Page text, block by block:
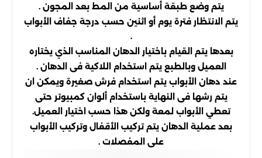
يتم وضع طبقة أساسية من المط بعد المجون .
يتم الانتظار فترة يوم أو اثنين حسب درجة جفاف الأبواب
.
بعدها يتم القيام باختيار الدهان المناسب الذي يختاره
العميل وبالطبع يتم استخدام اللاكية فى الدهان .
عند دهان الأبواب يتم استخدام فرش صغيرة ويمكن ان
يتم رشها فى النهاية باستخدام ألوان كمبيوتر حتى
تعطي الأبواب لمعة ولكن هذا حسب اختيار العميل.
بعد عملية الدهان يتم تركيب الأقفال وتركيب الأبواب
على المفصلات .